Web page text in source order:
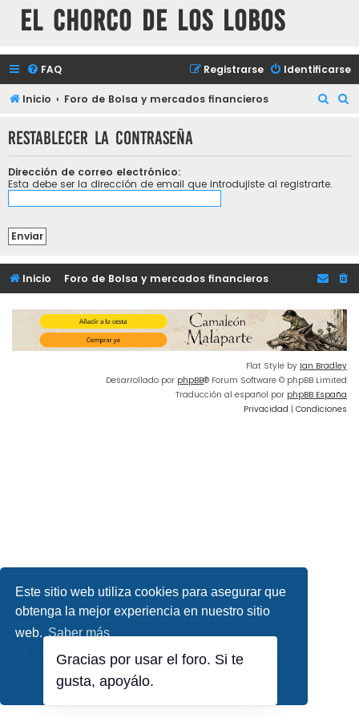
Este sitio web utiliza cookies para asegurar que
obtenga la mejor experiencia en nuestro sitio
web. Saber más
¡Lo entiendo!
El chorco de los lobos
FAQ Identificarse
Registrarse
Inicio Foro de Bolsa y mercados financieros
c
c
Restablecer la contraseña
Dirección de correo electrónico:
Esta debe ser la dirección de email que introdujiste al registrarte.
Inicio Foro de Bolsa y mercados financieros
Flat Style by Ian Bradley
Desarrollado por phpBB® Forum Software © phpBB Limited
Traducción al español por phpBB España
Privacidad | Condiciones
Gracias por usar el foro. Si te
gusta, apoyálo.